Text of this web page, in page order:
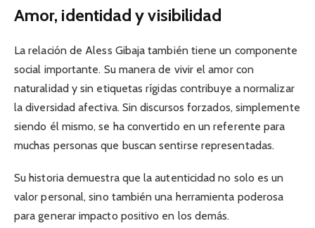
Amor, identidad y visibilidad
La relación de Aless Gibaja también tiene un componente
social importante. Su manera de vivir el amor con
naturalidad y sin etiquetas rígidas contribuye a normalizar
la diversidad afectiva. Sin discursos forzados, simplemente
siendo él mismo, se ha convertido en un referente para
muchas personas que buscan sentirse representadas.
Su historia demuestra que la autenticidad no solo es un
valor personal, sino también una herramienta poderosa
para generar impacto positivo en los demás.